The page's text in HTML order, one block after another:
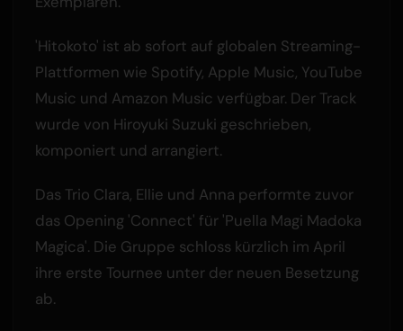
'Hitokoto' ist ab sofort auf globalen Streaming-
Plattformen wie Spotify, Apple Music, YouTube
Music und Amazon Music verfügbar. Der Track
wurde von Hiroyuki Suzuki geschrieben,
komponiert und arrangiert.
Das Trio Clara, Ellie und Anna performte zuvor
das Opening 'Connect' für 'Puella Magi Madoka
Magica'. Die Gruppe schloss kürzlich im April
ihre erste Tournee unter der neuen Besetzung
ab.